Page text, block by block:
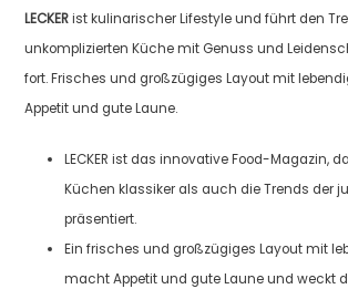
LECKERist kulinarischer Lifestyle und führt den
unkomplizierten Küche mit Genuss und
fort. Frisches und großzügiges Layout mit
Appetit und gute Laune.
LECKER ist das innovative Food-Magazin,
Küchen klassiker als auch die Trends der
präsentiert.
Ein frisches und großzügiges Layout mit
macht Appetit und gute Laune und weckt